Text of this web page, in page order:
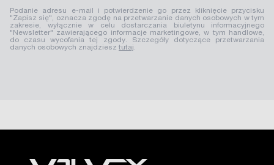
Podanie adresu e-mail i potwierdzenie go przez kliknięcie przycisku
"Zapisz się", oznacza zgodę na przetwarzanie danych osobowych w tym
zakresie, wyłącznie w celu dostarczania biuletynu informacyjnego
"Newsletter" zawierającego informacje marketingowe, w tym handlowe,
do czasu wycofania tej zgody. Szczegóły dotyczące przetwarzania
danych osobowych znajdziesz tutaj.